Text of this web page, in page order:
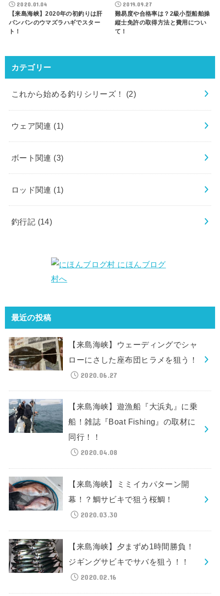
2020.01.04
【来島海峡】2020年の初釣りは肝
パンパンのウマズラハギでスター
ト！
2019.09.27
難易度や合格率は？2級小型船舶操
縦士免許の取得方法と費用につい
て！
カテゴリー
これから始める釣りシリーズ！ (2)
ウェア関連 (1)
ボート関連 (3)
ロッド関連 (1)
釣行記 (14)
最近の投稿
【来島海峡】ウェーディングでシャ
ローにさした座布団ヒラメを狙う！
2020.06.27
【来島海峡】遊漁船『大浜丸』に乗
船！雑誌『Boat Fishing』の取材に
同行！！
2020.04.08
【来島海峡】ミミイカパターン開
幕！？鯛サビキで狙う桜鯛！
2020.03.30
【来島海峡】夕まずめ1時間勝負！
ジギングサビキでサバを狙う！！
2020.02.16